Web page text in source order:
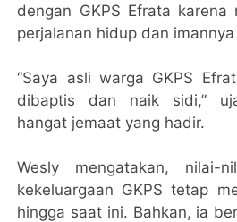
dengan GKPS Efrata
perjalanan hidup dan
“Saya asli warga GKPS
dibaptis dan naik sidi,”
hangat jemaat yang hadir.
Wesly mengatakan, nilai-
kekeluargaan GKPS tetap
hingga saat ini. Bahkan, ia